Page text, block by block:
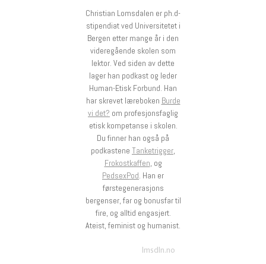
Christian Lomsdalen er ph.d-
stipendiat ved Universitetet i
Bergen etter mange år i den
videregående skolen som
lektor. Ved siden av dette
lager han podkast og leder
Human-Etisk Forbund. Han
har skrevet læreboken Burde
vi det? om profesjonsfaglig
etisk kompetanse i skolen.
Du finner han også på
podkastene Tanketrigger,
Frokostkaffen, og
PedsexPod. Han er
førstegenerasjons
bergenser, far og bonusfar til
fire, og alltid engasjert.
Ateist, feminist og humanist.
lmsdln.no